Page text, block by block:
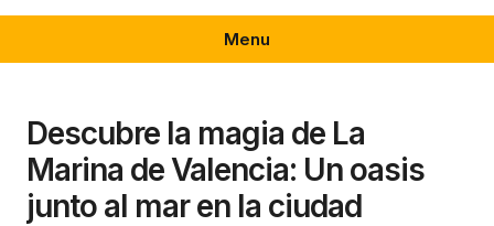
Menu
Descubre la magia de La
Marina de Valencia: Un oasis
junto al mar en la ciudad